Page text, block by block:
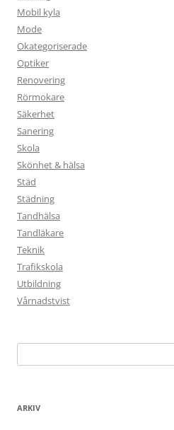
Mobil kyla
Mode
Okategoriserade
Optiker
Renovering
Rörmokare
Säkerhet
Sanering
Skola
Skönhet & hälsa
Städ
Städning
Tandhälsa
Tandläkare
Teknik
Trafikskola
Utbildning
Vårnadstvist
efter:
ARKIV